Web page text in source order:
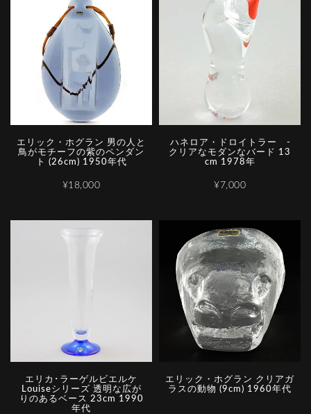
エリック・ホグラン 男の人と
鳥がモチーフの紫のペンダン
ト (26cm) 1950年代
¥18,000
ハ­ネ­ロ­ア­・­ド­ロ­イ­ト­ラ­ー­ ­
ク­リ­ア­な­モ­ダ­ン­な­バ­ー­ド 13
cm 1978年
¥7,000
エリカ･ラーゲルビエルケ
Louiseシリーズ 透明な広が
りのあるベース 23cm 1990
年代
エリック・ホグラン クリアガ
ラスの動物 (9cm) 1960年代